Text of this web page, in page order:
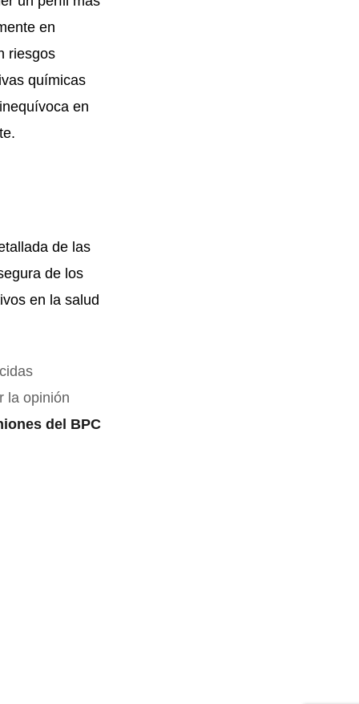
en
riesgos
químicas
en
de las
de los
en la salud
la opinión
del BPC